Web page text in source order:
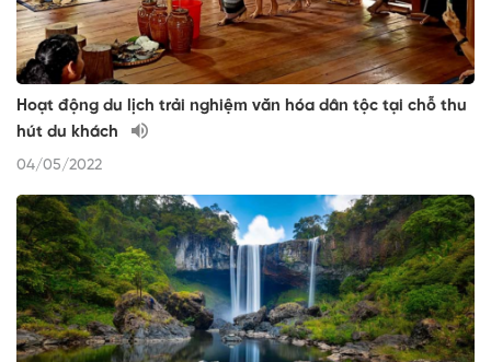
Hoạt động du lịch trải nghiệm văn hóa dân tộc tại chỗ thu
hút du khách
04/05/2022